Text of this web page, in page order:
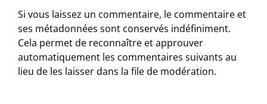
Si vous laissez un commentaire, le commentaire et
ses métadonnées sont conservés indéfiniment.
Cela permet de reconnaître et approuver
automatiquement les commentaires suivants au
lieu de les laisser dans la file de modération.